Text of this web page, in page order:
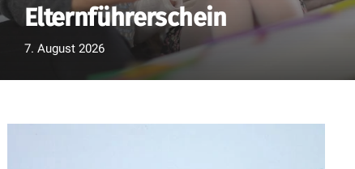
Elternführerschein
7. August 2026